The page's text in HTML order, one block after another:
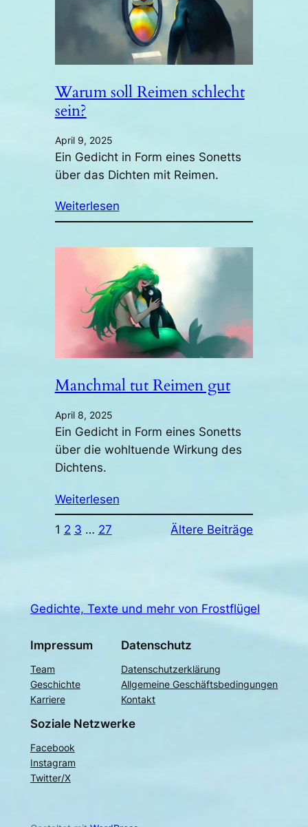
Warum soll Reimen schlecht
sein?
April 9, 2025
Ein Gedicht in Form eines Sonetts
über das Dichten mit Reimen.
Weiterlesen
Manchmal tut Reimen gut
April 8, 2025
Ein Gedicht in Form eines Sonetts
über die wohltuende Wirkung des
Dichtens.
Weiterlesen
1 2 3 … 27 Ältere Beiträge
Gedichte, Texte und mehr von Frostflügel
Impressum
Team
Geschichte
Karriere
Datenschutz
Datenschutzerklärung
Allgemeine Geschäftsbedingungen
Kontakt
Soziale Netzwerke
Facebook
Instagram
Twitter/X